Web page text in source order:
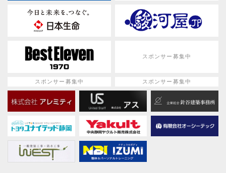
スポンサー募集中
スポンサー募集中 スポンサー募集中